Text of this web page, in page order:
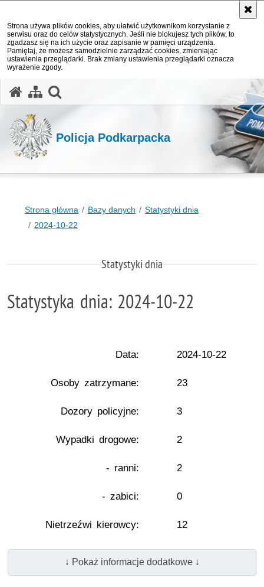
Strona używa plików cookies, aby ułatwić użytkownikom korzystanie z
serwisu oraz do celów statystycznych. Jeśli nie blokujesz tych plików, to
zgadzasz się na ich użycie oraz zapisanie w pamięci urządzenia.
Pamiętaj, że możesz samodzielnie zarządzać cookies, zmieniając
ustawienia przeglądarki. Brak zmiany ustawienia przeglądarki oznacza
wyrażenie zgody.
Policja Podkarpacka
Strona główna Bazy danych
Statystyki dnia
2024-10-22
Statystyki dnia
Statystyka dnia: 2024-10-22
Data: 2024-10-22
Osoby zatrzymane: 23
Dozory policyjne: 3
Wypadki drogowe: 2
- ranni: 2
- zabici: 0
Nietrzeźwi kierowcy: 12
↓ Pokaż informacje dodatkowe ↓